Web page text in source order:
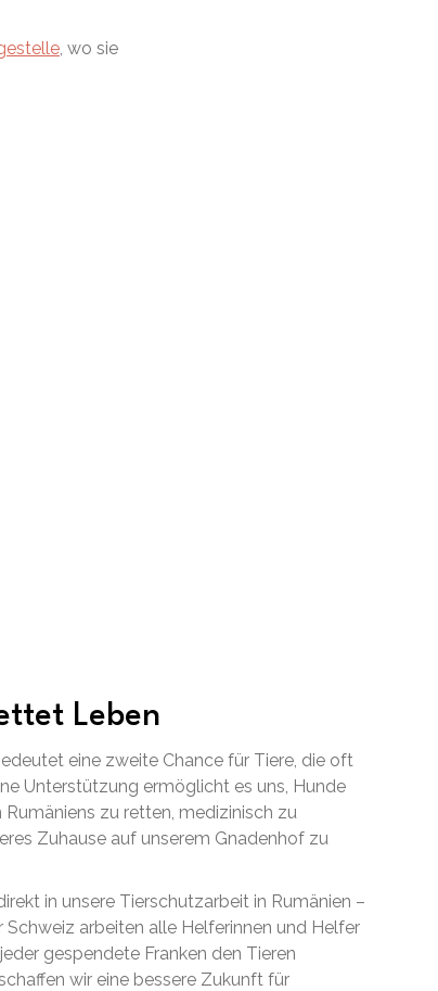
, wo sie
Leben
eine zweite Chance für Tiere, die oft
Unterstützung ermöglicht es uns, Hunde
zu retten, medizinisch zu
Zuhause auf unserem Gnadenhof zu
in unsere Tierschutzarbeit in Rumänien –
Schweiz arbeiten alle Helferinnen und Helfer
gespendete Franken den Tieren
wir eine bessere Zukunft für